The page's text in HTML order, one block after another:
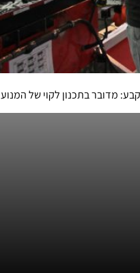
מדובר בתכנון לקוי של המנוע